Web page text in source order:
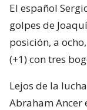
El español
golpes de
posición, a
(+1) con tres
Lejos de la
Abraham Ancer